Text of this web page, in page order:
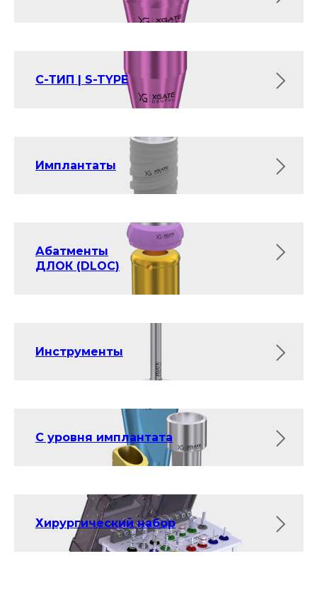
С-ТИП | S-TYPE
Имплантаты
Абатменты
ДЛОК (DLOC)
Инструменты
С уровня имплантата
Хирургический набор